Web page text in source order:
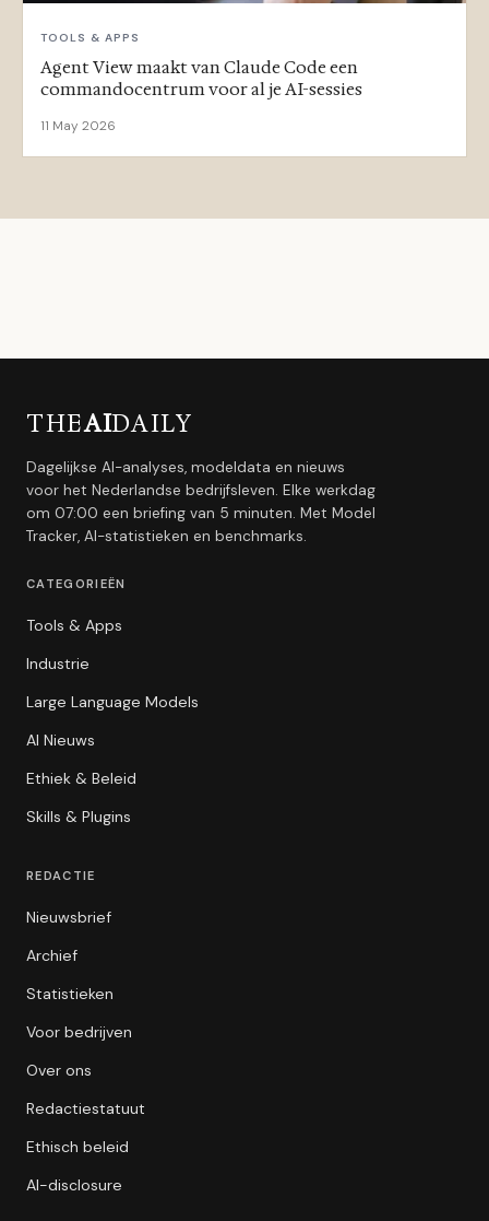
TOOLS & APPS
Agent View maakt van Claude Code een
commandocentrum voor al je AI-sessies
11 May 2026
THEAIDAILY
Dagelijkse AI-analyses, modeldata en nieuws
voor het Nederlandse bedrijfsleven. Elke werkdag
om 07:00 een briefing van 5 minuten. Met Model
Tracker, AI-statistieken en benchmarks.
CATEGORIEËN
Tools & Apps
Industrie
Large Language Models
AI Nieuws
Ethiek & Beleid
Skills & Plugins
REDACTIE
Nieuwsbrief
Archief
Statistieken
Voor bedrijven
Over ons
Redactiestatuut
Ethisch beleid
AI-disclosure